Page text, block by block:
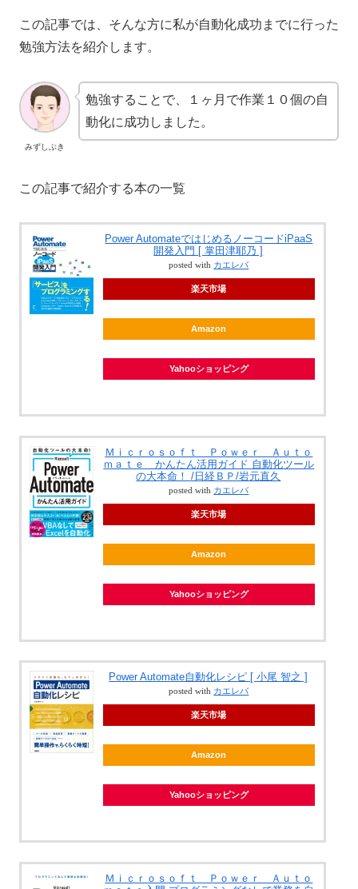
この記事では、そんな方に私が自動化成功までに行った
勉強方法を紹介します。
みずしぶき
勉強することで、１ヶ月で作業１０個の自
動化に成功しました。
この記事で紹介する本の一覧
Power AutomateではじめるノーコードiPaaS
開発入門 [ 掌田津耶乃 ]
posted with カエレバ
楽天市場
Amazon
Yahooショッピング
Ｍｉｃｒｏｓｏｆｔ Ｐｏｗｅｒ Ａｕｔｏ
ｍａｔｅ かんたん活用ガイド 自動化ツール
の大本命！ /日経ＢＰ/岩元直久
posted with カエレバ
楽天市場
Amazon
Yahooショッピング
Power Automate自動化レシピ [ 小尾 智之 ]
posted with カエレバ
楽天市場
Amazon
Yahooショッピング
Ｍｉｃｒｏｓｏｆｔ Ｐｏｗｅｒ Ａｕｔｏ